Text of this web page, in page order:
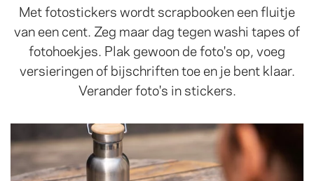
Met fotostickers wordt scrapbooken een fluitje
van een cent. Zeg maar dag tegen washi tapes of
fotohoekjes. Plak gewoon de foto's op, voeg
versieringen of bijschriften toe en je bent klaar.
Verander foto's in stickers.